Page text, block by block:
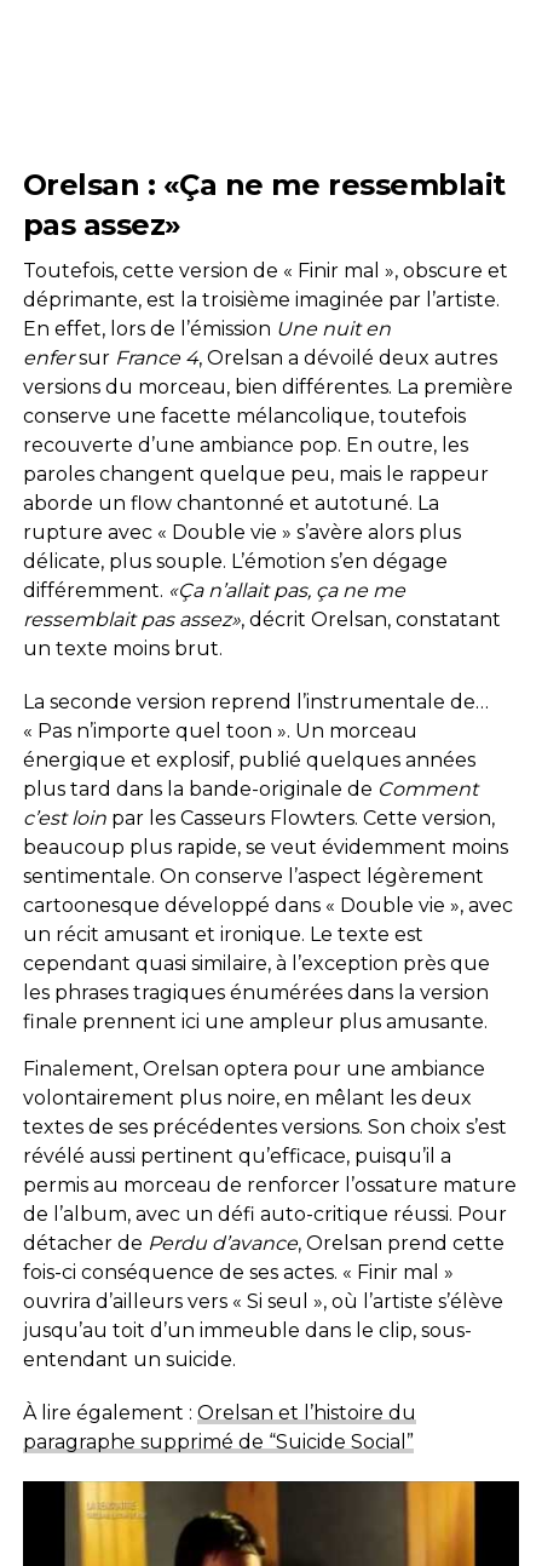
Orelsan : «Ça ne me ressemblait
pas assez»
Toutefois, cette version de « Finir mal », obscure et
déprimante, est la troisième imaginée par l’artiste.
En effet, lors de l’émission Une nuit en
enfersur France 4, Orelsan a dévoilé deux autres
versions du morceau, bien différentes. La première
conserve une facette mélancolique, toutefois
recouverte d’une ambiance pop. En outre, les
paroles changent quelque peu, mais le rappeur
aborde un flow chantonné et autotuné. La
rupture avec « Double vie » s’avère alors plus
délicate, plus souple. L’émotion s’en dégage
différemment. «Ça n’allait pas, ça ne me
ressemblait pas assez», décrit Orelsan, constatant
un texte moins brut.
La seconde version reprend l’instrumentale de…
« Pas n’importe quel toon ». Un morceau
énergique et explosif, publié quelques années
plus tard dans la bande-originale de Comment
c’est loin par les Casseurs Flowters. Cette version,
beaucoup plus rapide, se veut évidemment moins
sentimentale. On conserve l’aspect légèrement
cartoonesque développé dans « Double vie », avec
un récit amusant et ironique. Le texte est
cependant quasi similaire, à l’exception près que
les phrases tragiques énumérées dans la version
finale prennent ici une ampleur plus amusante.
Finalement, Orelsan optera pour une ambiance
volontairement plus noire, en mêlant les deux
textes de ses précédentes versions. Son choix s’est
révélé aussi pertinent qu’efficace, puisqu’il a
permis au morceau de renforcer l’ossature mature
de l’album, avec un défi auto-critique réussi. Pour
détacher de Perdu d’avance, Orelsan prend cette
fois-ci conséquence de ses actes. « Finir mal »
ouvrira d’ailleurs vers « Si seul », où l’artiste s’élève
jusqu’au toit d’un immeuble dans le clip, sous-
entendant un suicide.
À lire également : Orelsan et l’histoire du
paragraphe supprimé de “Suicide Social”